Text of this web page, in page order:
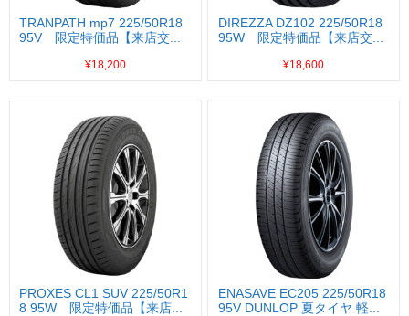
TRANPATH mp7 225/50R18
95V 限定特価品【来店交...
¥18,200
DIREZZA DZ102 225/50R18
95W 限定特価品【来店交...
¥18,600
PROXES CL1 SUV 225/50R1
8 95W 限定特価品【来店...
ENASAVE EC205 225/50R18
95V DUNLOP 夏タイヤ 軽...